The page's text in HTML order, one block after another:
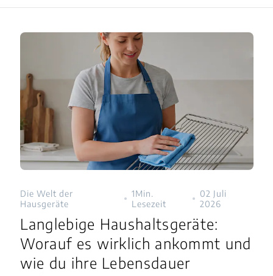
Die Welt der
Hausgeräte
1Min.
Lesezeit
02 Juli
2026
Langlebige Haushaltsgeräte:
Worauf es wirklich ankommt und
wie du ihre Lebensdauer